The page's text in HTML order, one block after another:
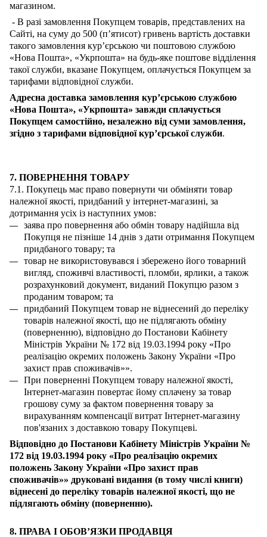
магазином.
- В разі замовлення Покупцем товарів, представлених на
Сайті, на суму до 500 (п’ятисот) гривень вартість доставки
такого замовлення кур’єрською чи поштовою службою
«Нова Пошта», «Укрпошта» на будь-яке поштове відділення
такої служби, вказане Покупцем, оплачується Покупцем за
тарифами відповідної служби.
Адресна доставка замовлення кур’єрською службою
«Нова Пошта», «Укрпошта» завжди сплачується
Покупцем самостійно, незалежно від суми замовлення,
згідно з тарифами відповідної кур’єрської служби.
7. ПОВЕРНЕННЯ ТОВАРУ
7.1. Покупець має право повернути чи обміняти товар
належної якості, придбаний у інтернет-магазині, за
дотримання усіх із наступних умов:
заява про повернення або обмін товару надійшла від
Покупця не пізніше 14 днів з дати отримання Покупцем
придбаного товару; та
товар не використовувався і збережено його товарний
вигляд, споживчі властивості, пломби, ярлики, а також
розрахунковий документ, виданий Покупцю разом з
проданим товаром; та
придбаний Покупцем товар не віднесений до переліку
товарів належної якості, що не підлягають обміну
(поверненню), відповідно до Постанови Кабінету
Міністрів України № 172 від 19.03.1994 року «Про
реалізацію окремих положень Закону України «Про
захист прав споживачів»».
При поверненні Покупцем товару належної якості,
Інтернет-магазин повертає йому сплачену за товар
грошову суму за фактом повернення товару за
вирахуванням компенсації витрат Інтернет-магазину
пов'язаних з доставкою товару Покупцеві.
Відповідно до Постанови Кабінету Міністрів України №
172 від 19.03.1994 року «Про реалізацію окремих
положень Закону України «Про захист прав
споживачів»» друковані видання (в тому числі книги)
віднесені до переліку товарів належної якості, що не
підлягають обміну (поверненню).
8. ПРАВА І ОБОВ’ЯЗКИ ПРОДАВЦЯ